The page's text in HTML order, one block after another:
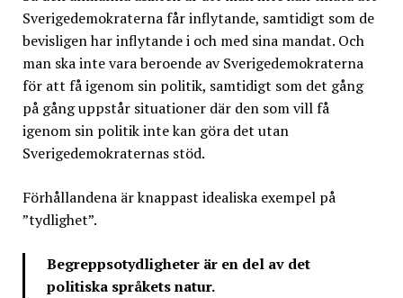
Sverigedemokraterna får inflytande, samtidigt som de
bevisligen har inflytande i och med sina mandat. Och
man ska inte vara beroende av Sverigedemokraterna
för att få igenom sin politik, samtidigt som det gång
på gång uppstår situationer där den som vill få
igenom sin politik inte kan göra det utan
Sverigedemokraternas stöd.
Förhållandena är knappast idealiska exempel på
”tydlighet”.
Begreppsotydligheter är en del av det
politiska språkets natur.